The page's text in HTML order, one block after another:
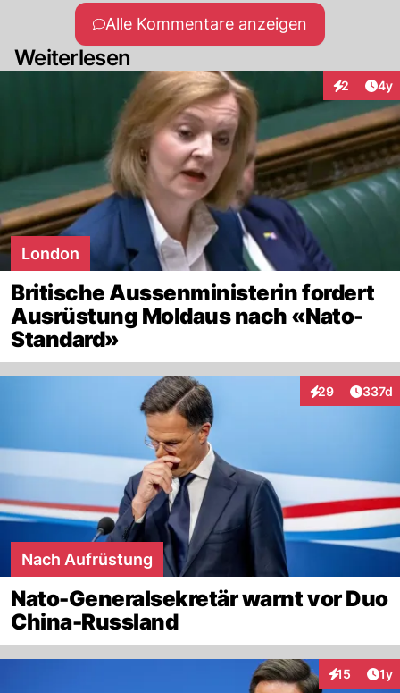
Alle Kommentare anzeigen
Weiterlesen
2 4y
London
Britische Aussenministerin fordert
Ausrüstung Moldaus nach «Nato-
Standard»
29
Interaktionen
337d
Nach Aufrüstung
Nato-Generalsekretär warnt vor Duo
China-Russland
15 1y